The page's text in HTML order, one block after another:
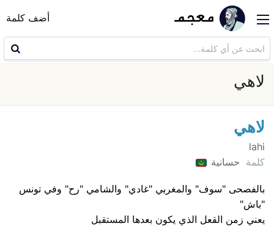
أضف كلمة
لاهي
لاهي
lahi
كلمة حسانية
بالفصحى "سوف" والمغربي "غادي" والشامي "رح" وفي تونس
"باش"
يعني زمن القعل الذي يكون بعدها المستقبل